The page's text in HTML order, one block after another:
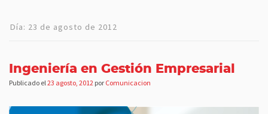
Día: 23 de agosto de 2012
Ingeniería en Gestión Empresarial
Publicado el23 agosto, 2012 por Comunicacion